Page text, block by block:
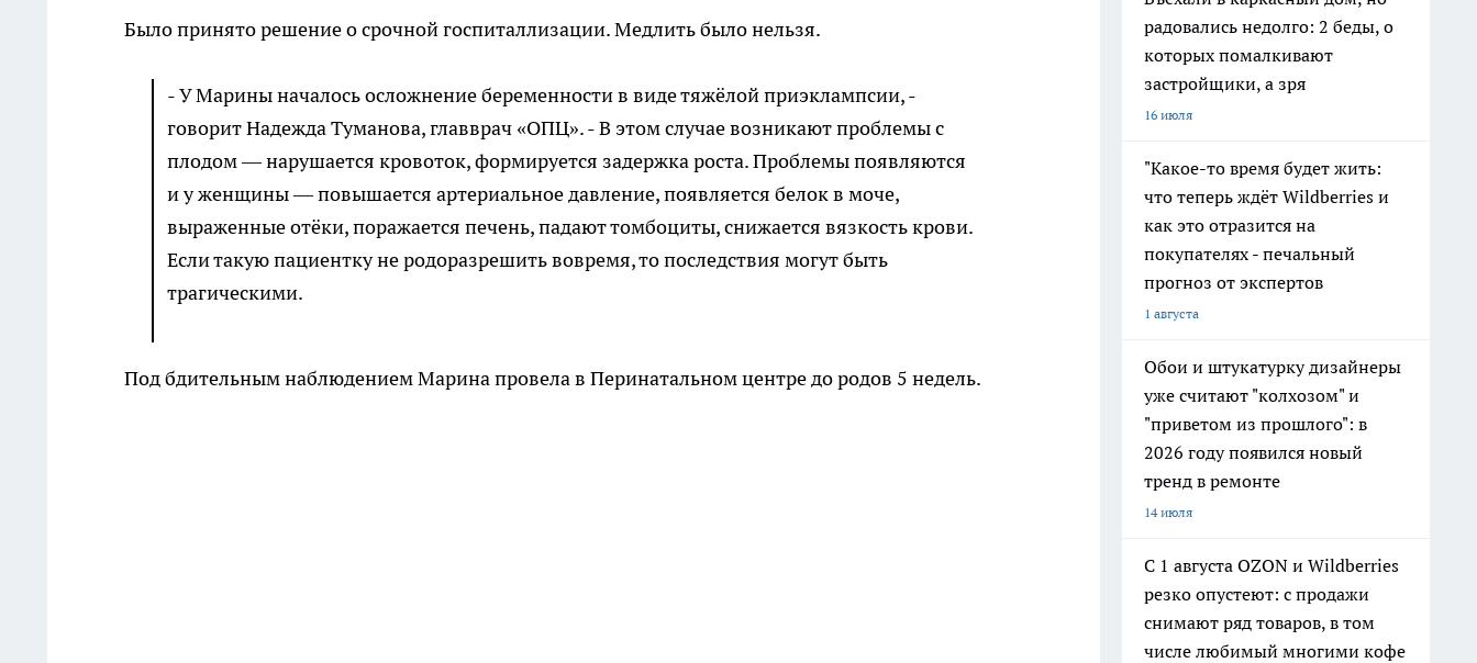
Было принято решение о срочной госпиталлизации. Медлить было нельзя.
- У Марины началось осложнение беременности в виде тяжёлой приэклампсии, -
говорит Надежда Туманова, главврач «ОПЦ». - В этом случае возникают проблемы с
плодом — нарушается кровоток, формируется задержка роста. Проблемы появляются
и у женщины — повышается артериальное давление, появляется белок в моче,
выраженные отёки, поражается печень, падают томбоциты, снижается вязкость крови.
Если такую пациентку не родоразрешить вовремя, то последствия могут быть
трагическими.
Под бдительным наблюдением Марина провела в Перинатальном центре до родов 5 недель.
радовались недолго: 2 беды, о
которых помалкивают
застройщики, а зря
16 июля
"Какое-то время будет жить:
что теперь ждёт Wildberries и
как это отразится на
покупателях - печальный
прогноз от экспертов
1 августа
Обои и штукатурку дизайнеры
уже считают "колхозом" и
"приветом из прошлого": в
2026 году появился новый
тренд в ремонте
14 июля
С 1 августа OZON и Wildberries
резко опустеют: с продажи
снимают ряд товаров, в том
числе любимый многими кофе